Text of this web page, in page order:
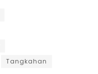
Tangkahan